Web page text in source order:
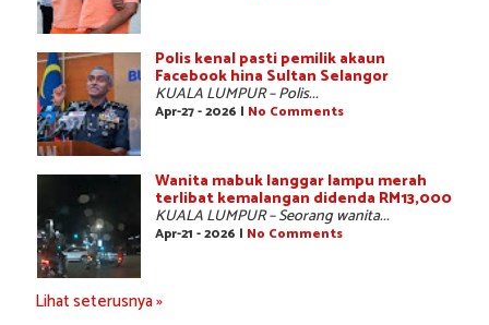
Polis kenal pasti pemilik akaun
Facebook hina Sultan Selangor
KUALA LUMPUR – Polis...
Apr-27 - 2026 | No Comments
Wanita mabuk langgar lampu merah
terlibat kemalangan didenda RM13,000
KUALA LUMPUR – Seorang wanita...
Apr-21 - 2026 | No Comments
Lihat seterusnya »